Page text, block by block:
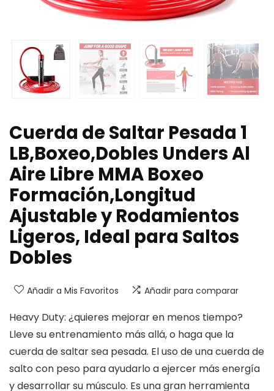
Cuerda de Saltar Pesada 1
LB,Boxeo,Dobles Unders Al
Aire Libre MMA Boxeo
Formación,Longitud
Ajustable y Rodamientos
Ligeros, Ideal para Saltos
Dobles
Añadir a Mis Favoritos Añadir para comparar
Heavy Duty: ¿quieres mejorar en menos tiempo?
Lleve su entrenamiento más allá, o haga que la
cuerda de saltar sea pesada. El uso de una cuerda de
salto con peso para ayudarlo a ejercer más energía
y desarrollar su músculo. Es una gran herramienta